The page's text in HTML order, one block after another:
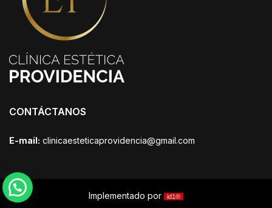
CONTÁCTANOS
E-mail: clinicaesteticaprovidencia@gmail.com
Implementado por id1®